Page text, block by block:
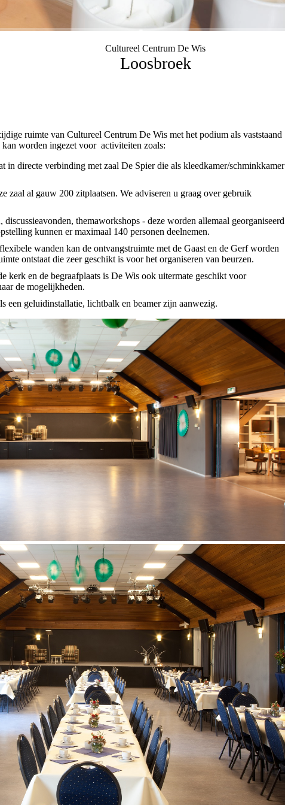
Cultureel Centrum De Wis
Loosbroek
ruimte van Cultureel Centrum De Wis met het podium als vaststaand
worden ingezet voor activiteiten zoals:
in directe verbinding met zaal De Spier die als kleedkamer/schminkkamer
zaal al gauw 200 zitplaatsen. We adviseren u graag over gebruik
themaworkshops - deze worden allemaal georganiseerd
kunnen er maximaal 140 personen deelnemen.
wanden kan de ontvangstruimte met de Gaast en de Gerf worden
ontstaat die zeer geschikt is voor het organiseren van beurzen.
kerk en de begraafplaats is De Wis ook uitermate geschikt voor
de mogelijkheden.
een geluidinstallatie, lichtbalk en beamer zijn aanwezig.